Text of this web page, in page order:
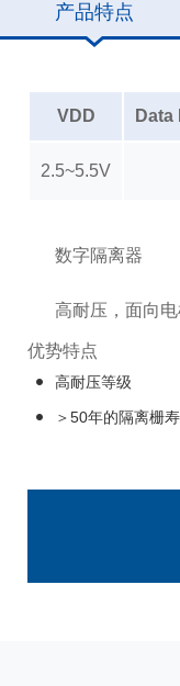
产品特点
VDD
2.5~5.5V
数字隔离器
高耐压，面向
优势特点
高耐压等级
＞50年的隔离栅